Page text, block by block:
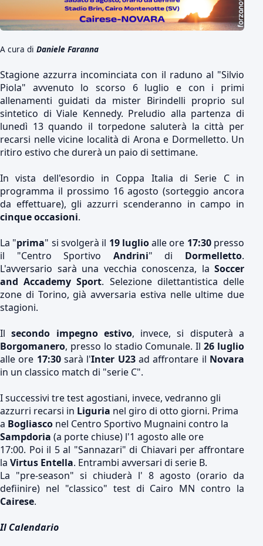
A cura di Daniele Faranna
Stagione azzurra incominciata con il raduno al "Silvio
Piola" avvenuto lo scorso 6 luglio e con i primi
allenamenti guidati da mister Birindelli proprio sul
sintetico di Viale Kennedy. Preludio alla partenza di
lunedì 13 quando il torpedone saluterà la città per
recarsi nelle vicine località di Arona e Dormelletto. Un
ritiro estivo che durerà un paio di settimane.
In vista dell'esordio in Coppa Italia di Serie C in
programma il prossimo 16 agosto (sorteggio ancora
da effettuare), gli azzurri scenderanno in campo in
cinque occasioni.
La "prima" si svolgerà il 19 luglioalle ore 17:30presso
il "Centro Sportivo Andrini" di Dormelletto.
L'avversario sarà una vecchia conoscenza, la Soccer
and Accademy Sport. Selezione dilettantistica delle
zone di Torino, già avversaria estiva nelle ultime due
stagioni.
Ilsecondo impegno estivo, invece, si disputerà a
Borgomanero, presso lo stadio Comunale. Il26 luglio
alle ore 17:30sarà l'Inter U23ad affrontare il Novara
in un classico match di "serie C".
I successivi tre test agostiani, invece, vedranno gli
azzurri recarsi in Liguria nel giro di otto giorni. Prima
a Bogliasco nel Centro Sportivo Mugnaini contro la
Sampdoria (a porte chiuse) l'1 agosto alle ore
17:00. Poi il 5 al "Sannazari" di Chiavari per affrontare
la Virtus Entella. Entrambi avversari di serie B.
La "pre-season" si chiuderà l' 8 agosto (orario da
defiinire) nel "classico" test di Cairo MN contro la
Cairese.
Il Calendario